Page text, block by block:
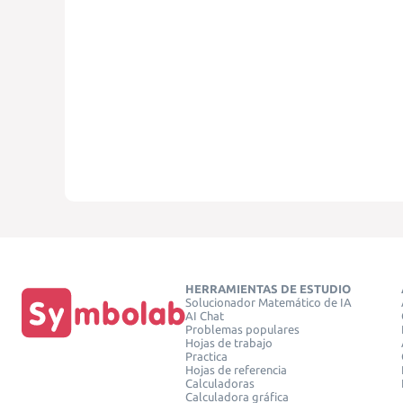
HERRAMIENTAS DE ESTUDIO
Solucionador Matemático de IA
AI Chat
Problemas populares
Hojas de trabajo
Practica
Hojas de referencia
Calculadoras
Calculadora gráfica